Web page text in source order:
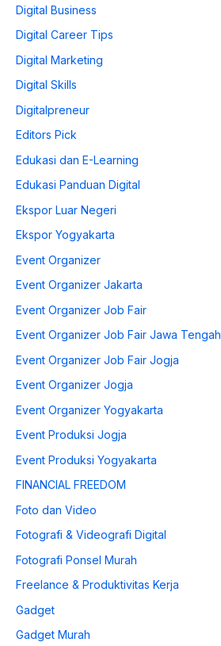
Digital Business
Digital Career Tips
Digital Marketing
Digital Skills
Digitalpreneur
Editors Pick
Edukasi dan E-Learning
Edukasi Panduan Digital
Ekspor Luar Negeri
Ekspor Yogyakarta
Event Organizer
Event Organizer Jakarta
Event Organizer Job Fair
Event Organizer Job Fair Jawa Tengah
Event Organizer Job Fair Jogja
Event Organizer Jogja
Event Organizer Yogyakarta
Event Produksi Jogja
Event Produksi Yogyakarta
FINANCIAL FREEDOM
Foto dan Video
Fotografi & Videografi Digital
Fotografi Ponsel Murah
Freelance & Produktivitas Kerja
Gadget
Gadget Murah